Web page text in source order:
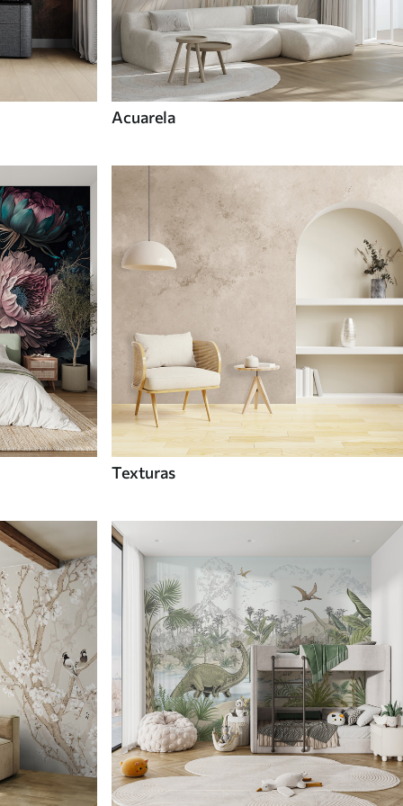
Acuarela
Texturas